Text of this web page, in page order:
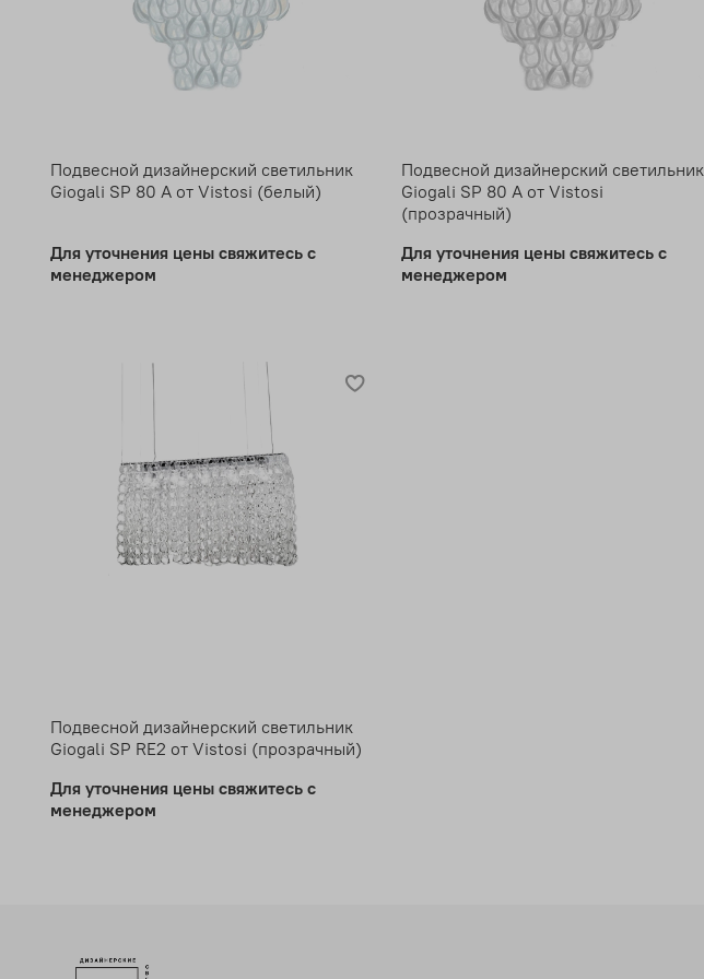
Подвесной дизайнерский светильник
Giogali SP 80 A от Vistosi (белый)
Для уточнения цены свяжитесь с
менеджером
Подвесной дизайнерский светильник
Giogali SP 80 A от Vistosi
(прозрачный)
Для уточнения цены свяжитесь с
менеджером
Подвесной дизайнерский светильник
Giogali SP RE2 от Vistosi (прозрачный)
Для уточнения цены свяжитесь с
менеджером